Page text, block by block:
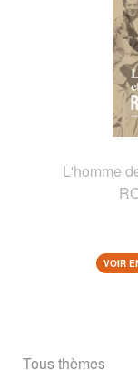
L'homme
VOIR